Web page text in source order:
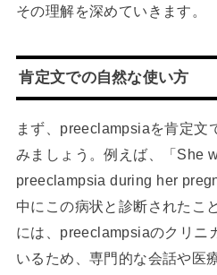
その理解を深めていきます。
肯定文での自然な使い方
まず、preeclampsiaを肯定文
みましょう。例えば、「She
preeclampsia during her
中にこの病状と診断されたこ
には、preeclampsiaのクリニ
いるため、専門的な会話や医